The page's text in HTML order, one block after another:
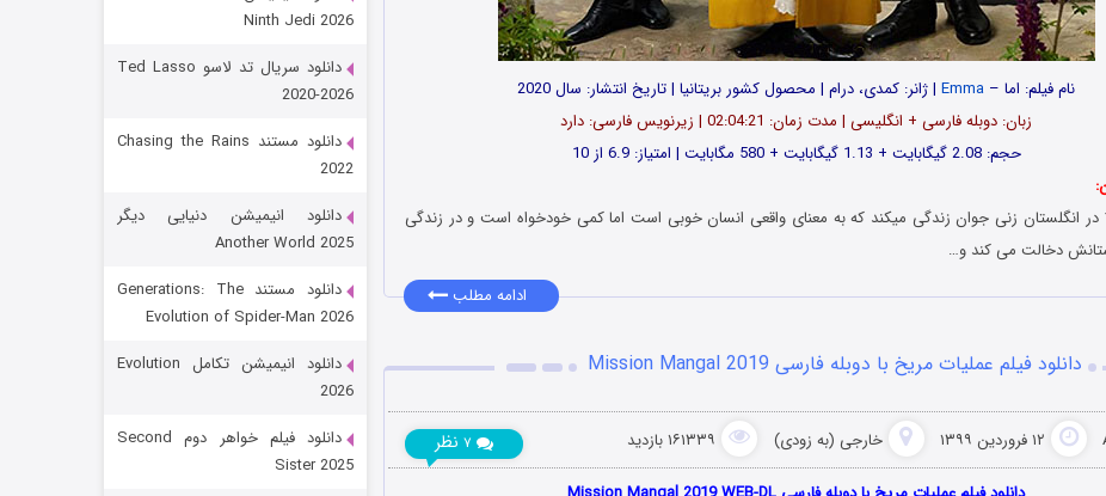
نام فیلم: اما – Emma| ژانر: کمدی، درام | محصول کشور بریتانیا | تاریخ انتشار: سال 2020
زبان: دوبله فارسی + انگلیسی | مدت زمان: 02:04:21 | زیرنویس فارسی: دارد
حجم: 2.08 گیگابایت + 1.13 گیگابایت + 580 مگابایت | امتیاز: 6.9 از 10
در سال 1800 در انگلستان زنی جوان زندگی میکند که به معنای واقعی انسان خوبی است اما کمی خودخواه است و در زندگی
دخالت می کند و…
ادامه مطلب
دانلود فیلم عملیات مریخ با دوبله فارسی Mission Mangal 2019
۱۲ فروردین ۱۳۹۹ خارجی (به زودی) ۱۶۱۳۳۹ بازدید نظر
رویایی برای تو
قسمت۱۵ (دوبله)
Ninth Jedi 2026
دانلود سریال تد لاسو Ted Lasso
2020-2026
دانلود مستند Chasing the Rains
2022
دانلود انیمیشن دنیایی دیگر
Another World 2025
دانلود مستند Generations: The
Evolution of Spider-Man 2026
دانلود انیمیشن تکامل Evolution
2026
دانلود فیلم خواهر دوم Second
Sister 2025